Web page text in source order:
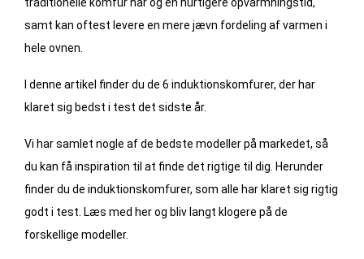
samt kan oftest levere en mere jævn fordeling af varmen i
hele ovnen.
I denne artikel finder du de 6 induktionskomfurer, der har
klaret sig bedst i test det sidste år.
Vi har samlet nogle af de bedste modeller på markedet, så
du kan få inspiration til at finde det rigtige til dig. Herunder
finder du de induktionskomfurer, som alle har klaret sig rigtig
godt i test. Læs med her og bliv langt klogere på de
forskellige modeller.